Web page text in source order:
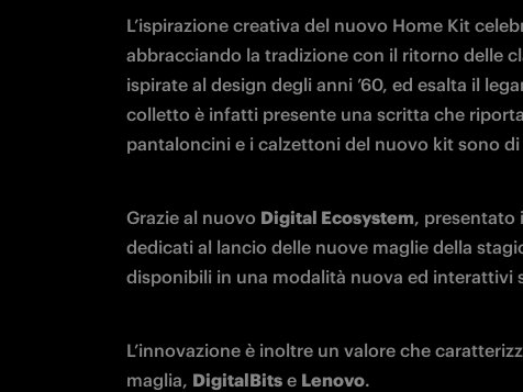
L’ispirazione creativa del nuovo Home Kit
abbracciando la tradizione con il ritorno delle
ispirate al design degli anni ’60, ed esalta il
colletto è infatti presente una scritta che
pantaloncini e i calzettoni del nuovo kit sono
Grazie al nuovo Digital Ecosystem, presentato
dedicati al lancio delle nuove maglie della
disponibili in una modalità nuova ed interattivi
L’innovazione è inoltre un valore che
maglia, DigitalBits e Lenovo.